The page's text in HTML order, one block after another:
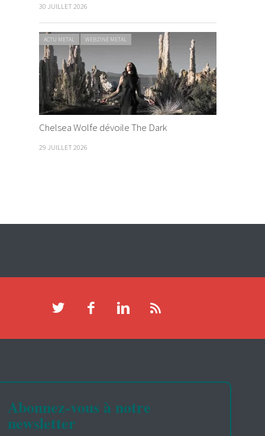
30 JUILLET 2026
ACTU METAL WEBZINE METAL
Chelsea Wolfe dévoile The Dark
29 JUILLET 2026
Abonnez-vous à notre
newsletter